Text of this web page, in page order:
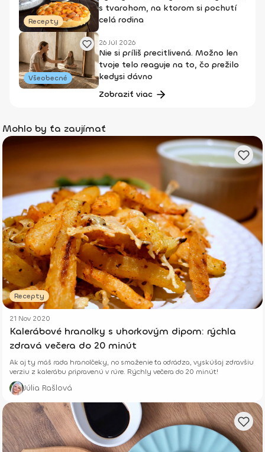
Recepty
s tvarohom, na ktorom si pochutí
celá rodina
Všeobecné
26 Júl 2026
Nie si príliš precitlivená. Možno len
tvoje telo reaguje na to, čo prežilo
kedysi dávno
Zobraziť viac
Mohlo by ťa zaujímať
Recepty
21 Nov 2020
Kalerábové hranolky s uhorkovým dipom: rýchla
zdravá večera do 20 minút
Ak aj ty máš rada hranolčeky, no smaženie ťa odrádza, vyskúšaj zdravšiu
verziu z kalerábu pripravenú v rúre. Rýchly večera do 20 minút!
Júlia Rašlová